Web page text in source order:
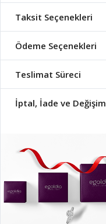
Taksit Seçenekleri
Ödeme Seçenekleri
Teslimat Süreci
İptal, İade ve Değişim